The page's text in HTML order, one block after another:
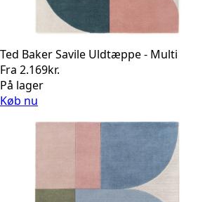
Ted Baker Savile Uldtæppe - Multi
Fra 2.169kr.
På lager
Køb nu